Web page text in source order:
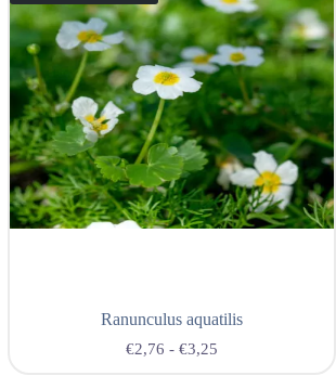
Ranunculus aquatilis
€2,76 - €3,25